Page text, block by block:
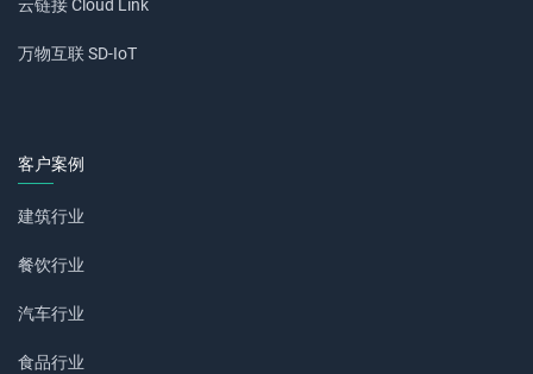
云链接 Cloud Link
万物互联 SD-IoT
客户案例
建筑行业
餐饮行业
汽车行业
食品行业